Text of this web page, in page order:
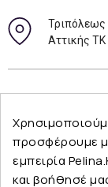
Τριπόλεως
Αττικής ΤΚ
Εταιρεία
προσφέρουμε
εμπειρία
και βοήθησέ